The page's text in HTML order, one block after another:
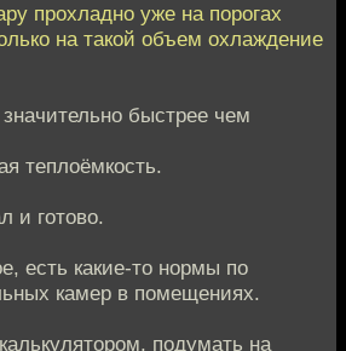
прохладно уже на порогах
на такой объем охлаждение
быстрее чем
теплоёмкость.
и готово.
есть какие-то нормы по
камер в помещениях.
подумать на